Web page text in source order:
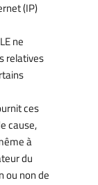
(IP)
ne
relatives
ces
cause,
à
du
ou non de